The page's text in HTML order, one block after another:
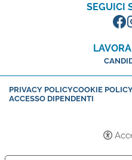
SEGUICI
PRIVACY POLICYCOOKIE
ACCESSO DIPENDENTI